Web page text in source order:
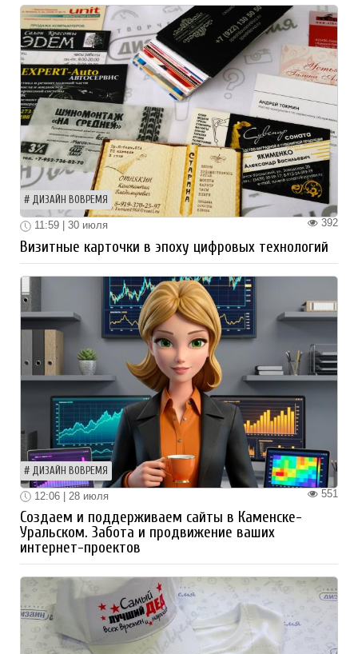
ДИЗАЙН ВОВРЕМЯ
392
11:59 | 30 июля
Визитные карточки в эпоху цифровых технологий
ДИЗАЙН ВОВРЕМЯ
551
12:06 | 28 июля
Создаем и поддерживаем сайты в Каменске-
Уральском. Забота и продвижение ваших
интернет-проектов